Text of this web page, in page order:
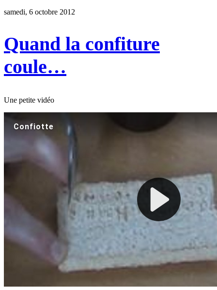
samedi, 6 octobre 2012
Quand la confiture
coule…
Une petite vidéo